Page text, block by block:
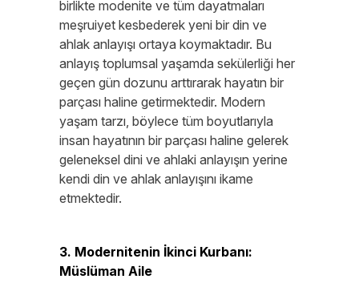
birlikte modenite ve tüm dayatmaları
meşruiyet kesbederek yeni bir din ve
ahlak anlayışı ortaya koymaktadır. Bu
anlayış toplumsal yaşamda sekülerliği her
geçen gün dozunu arttırarak hayatın bir
parçası haline getirmektedir. Modern
yaşam tarzı, böylece tüm boyutlarıyla
insan hayatının bir parçası haline gelerek
geleneksel dini ve ahlaki anlayışın yerine
kendi din ve ahlak anlayışını ikame
etmektedir.
3. Modernitenin İkinci Kurbanı:
Müslüman Aile